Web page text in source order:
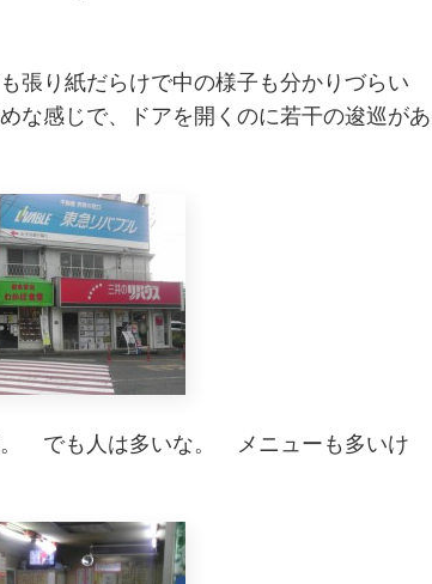
張り紙だらけで中の様子も分かりづらい
な感じで、ドアを開くのに若干の逡巡があ
。 でも人は多いな。 メニューも多いけ